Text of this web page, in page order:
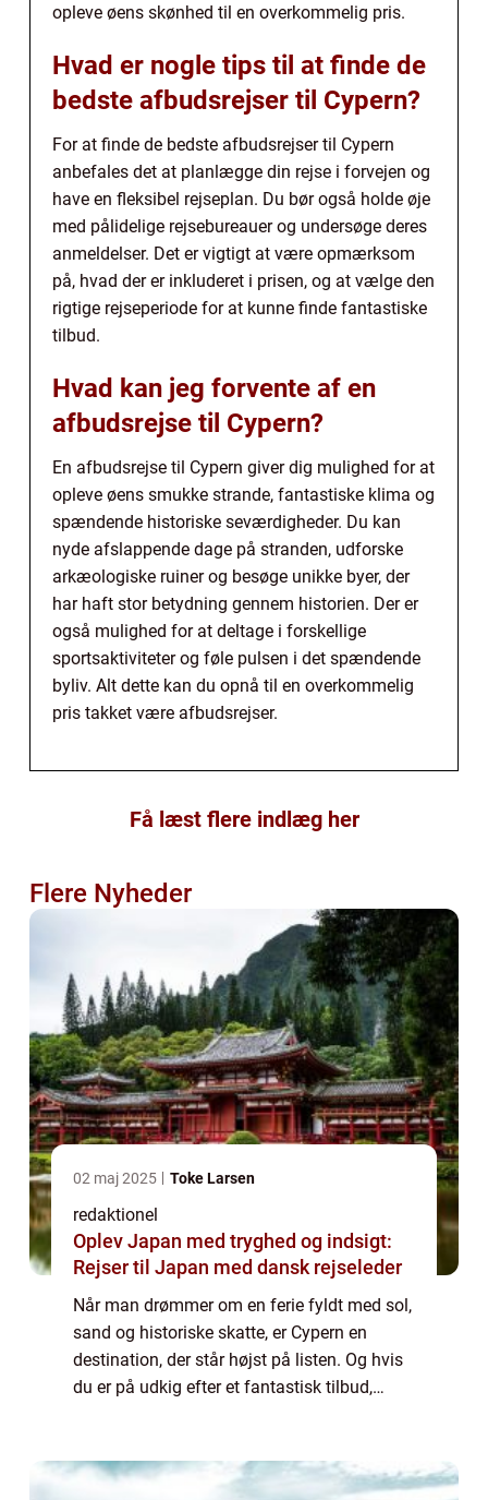
opleve øens skønhed til en overkommelig pris.
Hvad er nogle tips til at finde de
bedste afbudsrejser til Cypern?
For at finde de bedste afbudsrejser til Cypern
anbefales det at planlægge din rejse i forvejen og
have en fleksibel rejseplan. Du bør også holde øje
med pålidelige rejsebureauer og undersøge deres
anmeldelser. Det er vigtigt at være opmærksom
på, hvad der er inkluderet i prisen, og at vælge den
rigtige rejseperiode for at kunne finde fantastiske
tilbud.
Hvad kan jeg forvente af en
afbudsrejse til Cypern?
En afbudsrejse til Cypern giver dig mulighed for at
opleve øens smukke strande, fantastiske klima og
spændende historiske seværdigheder. Du kan
nyde afslappende dage på stranden, udforske
arkæologiske ruiner og besøge unikke byer, der
har haft stor betydning gennem historien. Der er
også mulighed for at deltage i forskellige
sportsaktiviteter og føle pulsen i det spændende
byliv. Alt dette kan du opnå til en overkommelig
pris takket være afbudsrejser.
Få læst flere indlæg her
Flere Nyheder
02 maj 2025 Toke Larsen
redaktionel
Oplev Japan med tryghed og indsigt:
Rejser til Japan med dansk rejseleder
Når man drømmer om en ferie fyldt med sol,
sand og historiske skatte, er Cypern en
destination, der står højst på listen. Og hvis
du er på udkig efter et fantastisk tilbud,